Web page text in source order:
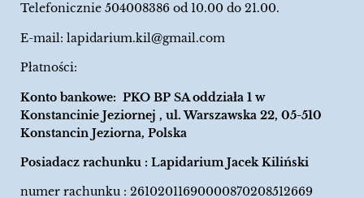
Telefonicznie 504008386 od 10.00 do 21.00.
E-mail: lapidarium.kil@gmail.com
Płatności:
Konto bankowe: PKO BP SA oddziała 1 w
Konstancinie Jeziornej , ul. Warszawska 22, 05-510
Konstancin Jeziorna, Polska
Posiadacz rachunku : Lapidarium Jacek Kiliński
numer rachunku : 26102011690000870208512669